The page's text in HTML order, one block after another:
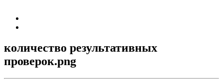
количество результативных
проверок.png